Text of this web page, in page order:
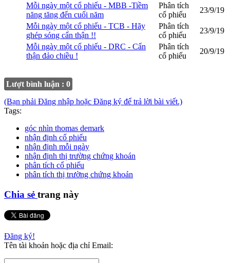
Mỗi ngày một cổ phiếu - MBB -Tiềm
năng tăng đến cuối năm
Phân tích
cổ phiếu
23/9/19
Mỗi ngày một cổ phiếu - TCB - Hãy
ghép sóng cẩn thận !!
Phân tích
cổ phiếu
23/9/19
Mỗi ngày một cổ phiếu - DRC - Cẩn
thận đảo chiều !
Phân tích
cổ phiếu
20/9/19
Lượt bình luận : 0
(Bạn phải Đăng nhập hoặc Đăng ký để trả lời bài viết.)
Tags:
góc nhìn thomas demark
nhận định cổ phiếu
nhận định mỗi ngày
nhận định thị trường chứng khoán
phân tích cổ phiếu
phân tích thị trường chứng khoán
Chia sẻ trang này
Đăng ký!
Tên tài khoản hoặc địa chỉ Email: